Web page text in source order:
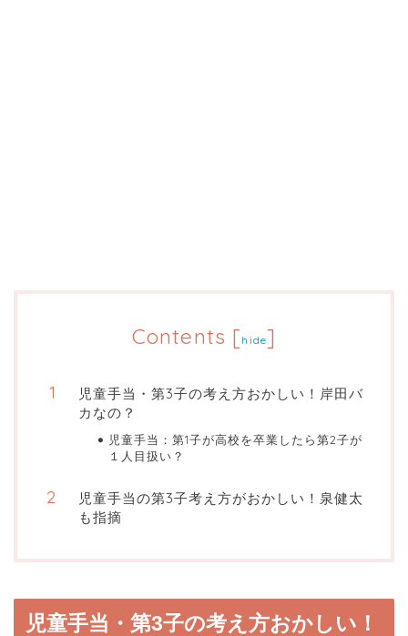
Contents [ hide]
児童手当・第3子の考え方おかしい！岸田バ
カなの？
児童手当：第1子が高校を卒業したら第2子が
１人目扱い？
児童手当の第3子考え方がおかしい！泉健太
も指摘
児童手当・第3子の考え方おかしい！